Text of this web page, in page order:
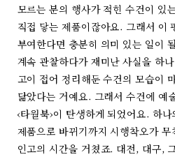
모르는 분의 행사가 적힌 수건이 있
직접 닿는 제품이잖아요. 그래서 이
부여한다면 충분히 의미 있는 일이
계속 관찰하다가 재미난 사실을 하
고이 접어 정리해둔 수건의 모습이
닮았다는 거예요. 그래서 수건에 예
‹타월북›이 탄생하게 되었어요. 하
제품으로 바뀌기까지 시행착오가
인고의 시간을 거쳤죠. 대전, 대구,